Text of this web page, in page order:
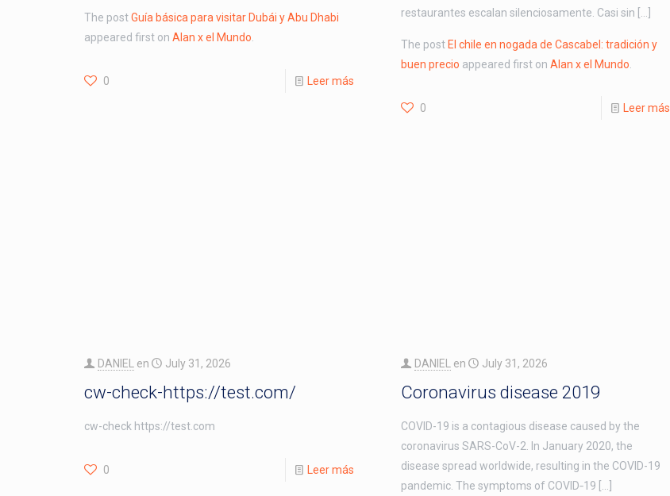
The postGuía básica para visitar Dubái y Abu Dhabi
appeared first on Alan x el Mundo
0 Leer más
restaurantes escalan silenciosamente. Casi sin […]
The postEl chile en nogada de Cascabel: tradición y
buen precio appeared first on Alan x el Mundo
0 Leer más
DANIEL en July 31, 2026
cw-check-https://test.com/
cw-check https://test.com
0 Leer más
DANIEL en July 31, 2026
Coronavirus disease 2019
COVID-19 is a contagious disease caused by the
coronavirus SARS-CoV-2. In January 2020, the
disease spread worldwide, resulting in the COVID-19
pandemic. The symptoms of COVID‑19 […]